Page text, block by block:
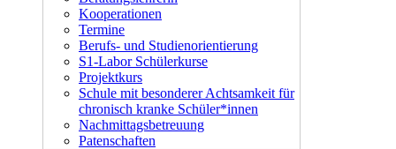
Kooperationen
Termine
Berufs- und Studienorientierung
S1-Labor Schülerkurse
Projektkurs
Schule mit besonderer Achtsamkeit für
chronisch kranke Schüler*innen
Nachmittagsbetreuung
Patenschaften